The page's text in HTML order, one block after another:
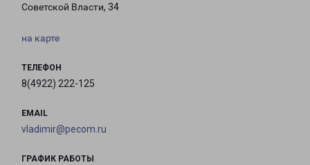
Советской Власти, 34
на карте
ТЕЛЕФОН
8(4922) 222-125
EMAIL
vladimir@pecom.ru
ГРАФИК РАБОТЫ